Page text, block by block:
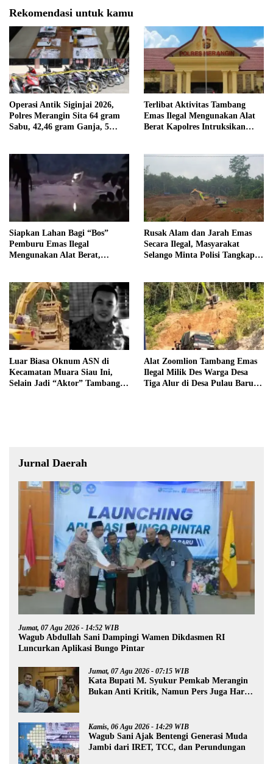
Rekomendasi untuk kamu
Operasi Antik Siginjai 2026,
Polres Merangin Sita 64 gram
Sabu, 42,46 gram Ganja, 5
Terlibat Aktivitas Tambang
Emas Ilegal Mengunakan Alat
Berat Kapolres Intruksikan
Tanjung Mudo
Siapkan Lahan Bagi “Bos”
Pemburu Emas Ilegal
Mengunakan Alat Berat,
Terancam di Pecat
Rusak Alam dan Jarah Emas
Secara Ilegal, Masyarakat
Selango Minta Polisi Tangkap
Luar Biasa Oknum ASN di
Kecamatan Muara Siau Ini,
Selain Jadi “Aktor” Tambang
Alat Zoomlion Tambang Emas
Ilegal Milik Des Warga Desa
Tiga Alur di Desa Pulau Baru
Jurnal Daerah
Jumat, 07 Agu 2026 - 14:52 WIB
Wagub Abdullah Sani Dampingi Wamen Dikdasmen RI
Luncurkan Aplikasi Bungo Pintar
Jumat, 07 Agu 2026 - 07:15 WIB
Kata Bupati M. Syukur Pemkab Merangin
Bukan Anti Kritik, Namun Pers Juga Harus
Kamis, 06 Agu 2026 - 14:29 WIB
Wagub Sani Ajak Bentengi Generasi Muda
Jambi dari IRET, TCC, dan Perundungan